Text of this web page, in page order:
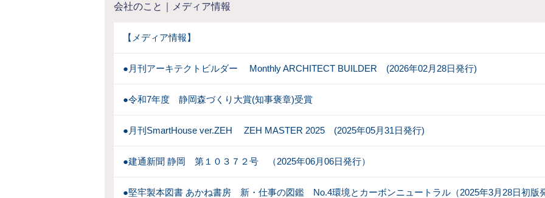
会社のこと｜メディア情報
【メディア情報】
●月刊アーキテクトビルダー Monthly ARCHITECT BUILDER (2026年02月28日発行)
●令和7年度 静岡森づくり大賞(知事褒章)受賞
●月刊SmartHouse ver.ZEH ZEH MASTER 2025 (2025年05月31日発行)
●建通新聞 静岡 第１０３７２号 （2025年06月06日発行）
●堅牢製本図書 あかね書房 新・仕事の図鑑 No.4環境とカーボンニュートラル（2025年3月28日初版